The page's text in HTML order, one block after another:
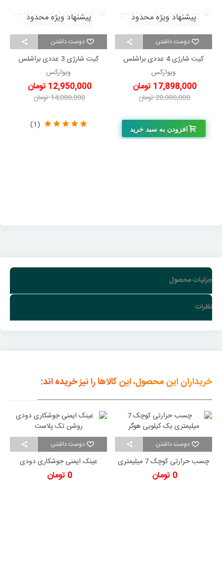
دوست داشتن
پیشنهاد ویژه محدود
کیت شارژی 4 عددی براشلس
ویوارکس VR2404-BCKویوارکس
17,898,000 تومان
20,000,000 تومان
افزودن به سبد خرید
دوست داشتن
پیشنهاد ویژه محدود
کیت شارژی 3 عددی براشلس
ویوارکس VR2403-BCKویوارکس
12,950,000 تومان
14,000,000 تومان
(1)
جزئیات محصول
نظرات
خریداران این محصول، این کالاها را نیز خریده اند:
دوست داشتن
چسب حرارتی کوچک 7 میلیمتری
یک کیلویی هوگر آلمان
0 تومان
دوست داشتن
عینک ایمنی جوشکاری دودی
روشن تک پلاست
0 تومان